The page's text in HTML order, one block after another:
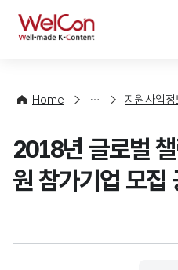
WelCon
Home
사
청
지원사업정
2018년 글로벌
원 참가기업 모집